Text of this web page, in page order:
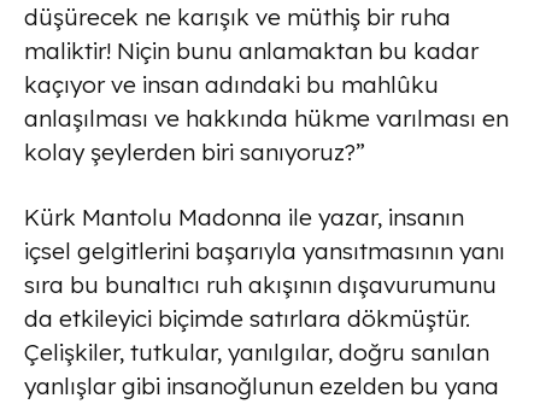
düşürecek ne karışık ve müthiş bir ruha
maliktir! Niçin bunu anlamaktan bu kadar
kaçıyor ve insan adındaki bu mahlûku
anlaşılması ve hakkında hükme varılması en
kolay şeylerden biri sanıyoruz?”
Kürk Mantolu Madonna ile yazar, insanın
içsel gelgitlerini başarıyla yansıtmasının yanı
sıra bu bunaltıcı ruh akışının dışavurumunu
da etkileyici biçimde satırlara dökmüştür.
Çelişkiler, tutkular, yanılgılar, doğru sanılan
yanlışlar gibi insanoğlunun ezelden bu yana